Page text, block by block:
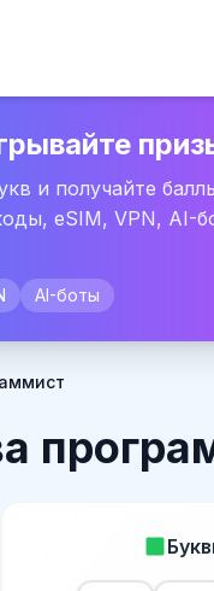
и получайте
eSIM, VPN, AI-
AI-боты